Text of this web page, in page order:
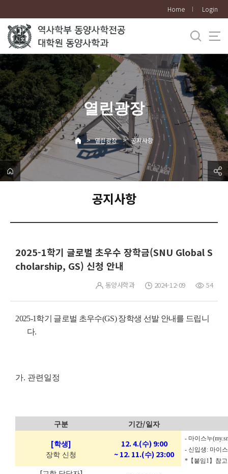
로
메
뉴
Home Login
열린광장
> 열린광장 > 공지사항
공지사항
2025-1학기 글로벌 초우수 장학금(SNU Global S
cholarship, GS) 신청 안내
동양사학과 2024-12-09 54
2025-1학기 글로벌 초우수(GS)장학생 선발 안내를 드립니
다.
가. 관련일정
구분 기간/일자
[학생]
장학 신청
12. 4.(수) 9:00
~ 12. 11.(수) 23:00
- 마이스누
- 신입생: 마이
* 【 붙임 1 】 참고